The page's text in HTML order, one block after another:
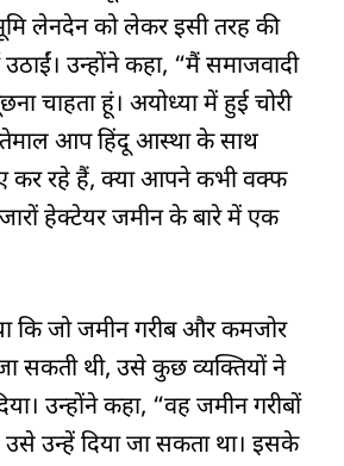
लेनदेन को लेकर इसी तरह की
उन्होंने कहा, “मैं समाजवादी
चाहता हूं। अयोध्या में हुई चोरी
आप हिंदू आस्था के साथ
कर रहे हैं, क्या आपने कभी वक्फ
हेक्टेयर जमीन के बारे में एक
कि जो जमीन गरीब और कमजोर
सकती थी, उसे कुछ व्यक्तियों ने
उन्होंने कहा, “वह जमीन गरीबों
उन्हें दिया जा सकता था। इसके